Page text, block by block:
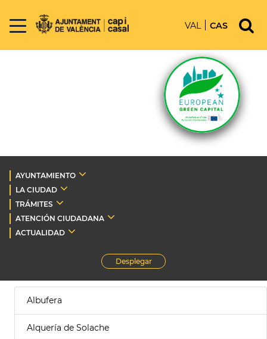
VAL CAS
AYUNTAMIENTO
LA CIUDAD
TRÁMITES
ATENCIÓN CIUDADANA
ACTUALIDAD
Desplegar
Albufera
Alquería de Solache